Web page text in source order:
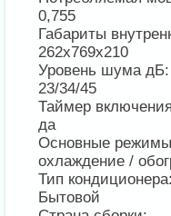
0,755
Габариты
262x769x210
Уровень шума дБ:
23/34/45
Таймер
да
Основные
охлаждение /
Тип кондиционера:
Бытовой